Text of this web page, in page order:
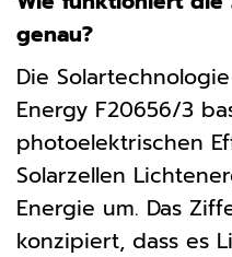
genau?
Die
Energy F20656/3
photoelektrischen
Solarzellen
Energie um. Das
konzipiert, dass es